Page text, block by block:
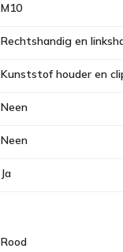
M10
Rechtshandig en
Kunststof houder en
Neen
Neen
Ja
Rood